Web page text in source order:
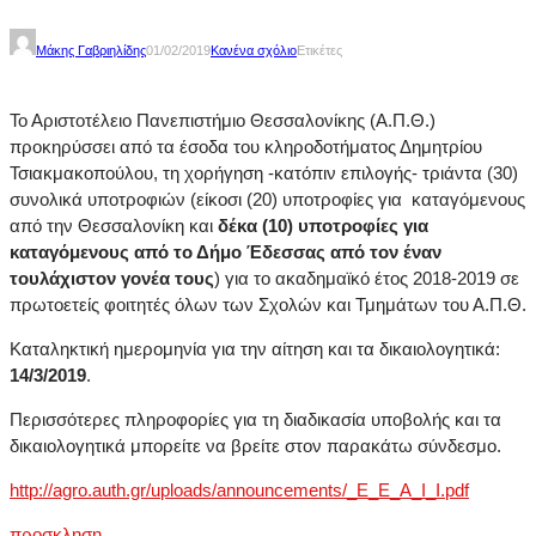
Μάκης Γαβριηλίδης01/02/2019Κανένα σχόλιοΕτικέτες
Το Αριστοτέλειο Πανεπιστήμιο Θεσσαλονίκης (Α.Π.Θ.)
προκηρύσσει από τα έσοδα του κληροδοτήματος Δημητρίου
Τσιακμακοπούλου, τη χορήγηση -κατόπιν επιλογής- τριάντα (30)
συνολικά υποτροφιών (είκοσι (20) υποτροφίες για καταγόμενους
από την Θεσσαλονίκη και δέκα (10) υποτροφίες για
καταγόμενους από το Δήμο Έδεσσας από τον έναν
τουλάχιστον γονέα τους) για το ακαδημαϊκό έτος 2018-2019 σε
πρωτοετείς φοιτητές όλων των Σχολών και Τμημάτων του Α.Π.Θ.
Καταληκτική ημερομηνία για την αίτηση και τα δικαιολογητικά:
14/3/2019.
Περισσότερες πληροφορίες για τη διαδικασία υποβολής και τα
δικαιολογητικά μπορείτε να βρείτε στoν παρακάτω σύνδεσμο.
http://agro.auth.gr/uploads/announcements/_E_E_A_I_I.pdf